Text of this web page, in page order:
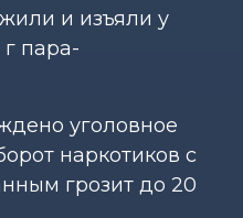
и изъяли у
пара-
уголовное
наркотиков с
грозит до 20